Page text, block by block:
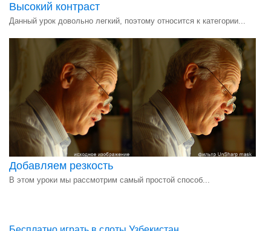
Высокий контраст
Данный урок довольно легкий, поэтому относится к категории...
Добавляем резкость
В этом уроки мы рассмотрим самый простой способ...